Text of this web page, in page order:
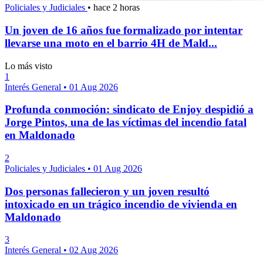
Policiales y Judiciales • hace 2 horas
Un joven de 16 años fue formalizado por intentar
llevarse una moto en el barrio 4H de Mald...
Lo más visto
1
Interés General • 01 Aug 2026
Profunda conmoción: sindicato de Enjoy despidió a
Jorge Pintos, una de las víctimas del incendio fatal
en Maldonado
2
Policiales y Judiciales • 01 Aug 2026
Dos personas fallecieron y un joven resultó
intoxicado en un trágico incendio de vivienda en
Maldonado
3
Interés General • 02 Aug 2026